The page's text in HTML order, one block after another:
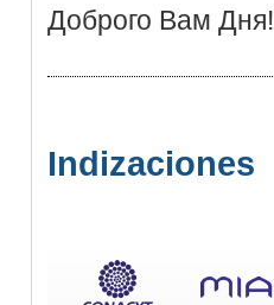
Доброго Вам Дня!
Indizaciones